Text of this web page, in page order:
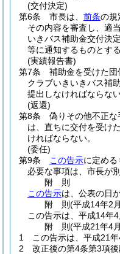
(交付決定)
第6条
市長は、 前条の規
その内容を審査し、適
いきバス補助金交付決
等に通知するものとする
(実績報告書)
第7条
補助金を受けた
クラブいきいきバス補
提出しなければならない
(返還)
第8条
偽りその他不正
は、直ちに交付を受け
ければならない。
(委任)
第9条
この告示に定め
必要な事項は、市長が
附 則
この告示は、公表の日
附 則(平成14年2
この告示は、平成14年4
附 則(平成21年4
1
この告示は、平成21
2
改正後の第4条第3項